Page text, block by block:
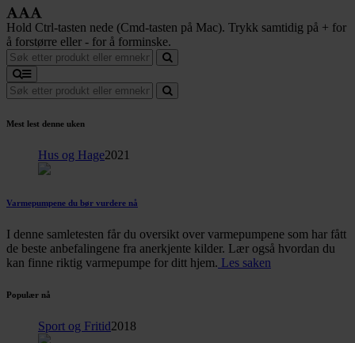
Hold Ctrl-tasten nede (Cmd-tasten på Mac). Trykk samtidig på + for
å forstørre eller - for å forminske.
Mest lest denne uken
Hus og Hage2021
Varmepumpene du bør vurdere nå
I denne samletesten får du oversikt over varmepumpene som har fått
de beste anbefalingene fra anerkjente kilder. Lær også hvordan du
kan finne riktig varmepumpe for ditt hjem. Les saken
Populær nå
Sport og Fritid2018